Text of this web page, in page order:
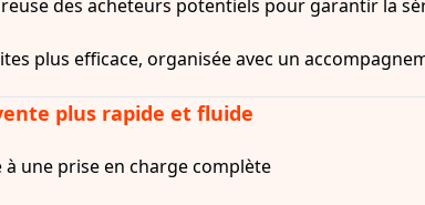
des acheteurs potentiels pour garantir la
plus efficace, organisée avec un
plus rapide et fluide
une prise en charge complète